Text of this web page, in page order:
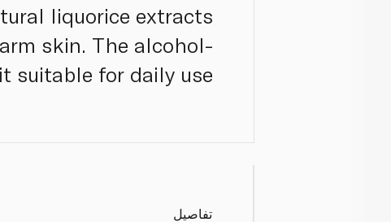
liquorice extracts
skin. The alcohol-
suitable for daily use.
تفاصيل